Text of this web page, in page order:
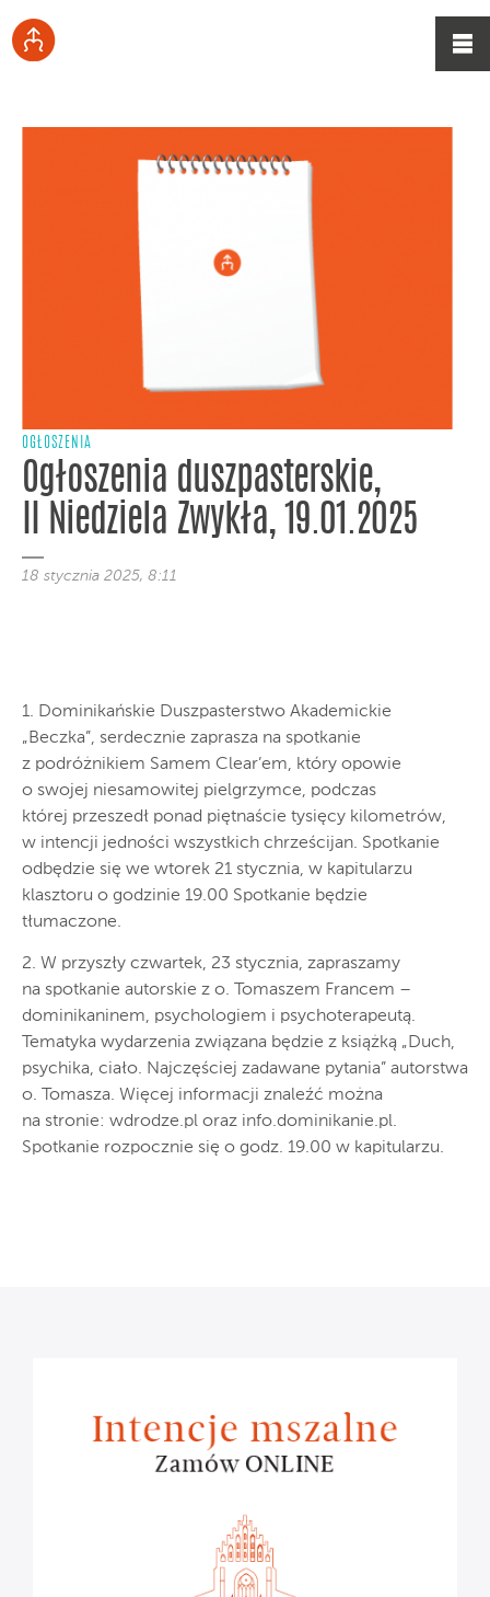
OGŁOSZENIA
Ogłoszenia duszpasterskie,
II Niedziela Zwykła, 19.01.2025
18 stycznia 2025, 8:11
1. Dominikańskie Duszpasterstwo Akademickie
„Beczka”, serdecznie zaprasza na spotkanie
z podróżnikiem Samem Clear’em, który opowie
o swojej niesamowitej pielgrzymce, podczas
której przeszedł ponad piętnaście tysięcy kilometrów,
w intencji jedności wszystkich chrześcijan. Spotkanie
odbędzie się we wtorek 21 stycznia, w kapitularzu
klasztoru o godzinie 19.00 Spotkanie będzie
tłumaczone.
2. W przyszły czwartek, 23 stycznia, zapraszamy
na spotkanie autorskie z o. Tomaszem Francem –
dominikaninem, psychologiem i psychoterapeutą.
Tematyka wydarzenia związana będzie z książką „Duch,
psychika, ciało. Najczęściej zadawane pytania” autorstwa
o. Tomasza. Więcej informacji znaleźć można
na stronie: wdrodze.pl oraz info.dominikanie.pl.
Spotkanie rozpocznie się o godz. 19.00 w kapitularzu.